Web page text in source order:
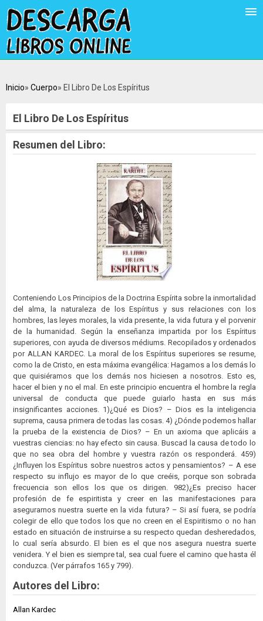
Inicio Cuerpo El Libro De Los Espíritus
El Libro De Los Espíritus
Resumen del Libro:
Conteniendo Los Principios de la Doctrina Espírita sobre la inmortalidad
del alma, la naturaleza de los Espíritus y sus relaciones con los
hombres, las leyes morales, la vida presente, la vida futura y el porvenir
de la humanidad. Según la enseñanza impartida por los Espíritus
superiores, con ayuda de diversos médiums. Recopilados y ordenados
por ALLAN KARDEC. La moral de los Espíritus superiores se resume,
como la de Cristo, en esta máxima evangélica: Hagamos a los demás lo
que quisiéramos que los demás nos hiciesen a nosotros. Esto es,
hacer el bien y no el mal. En este principio encuentra el hombre la regla
universal de conducta que puede guiarlo hasta en sus más
insignificantes acciones. 1)¿Qué es Dios? – Dios es la inteligencia
suprema, causa primera de todas las cosas. 4) ¿Dónde podemos hallar
la prueba de la existencia de Dios? – En un axioma que aplicáis a
vuestras ciencias: no hay efecto sin causa. Buscad la causa de todo lo
que no sea obra del hombre y vuestra razón os responderá. 459)
¿Influyen los Espíritus sobre nuestros actos y pensamientos? – A ese
respecto su influjo es mayor de lo que creéis, porque son sobrada
frecuencia son ellos los que os dirigen. 982)¿Es preciso hacer
profesión de fe espiritista y creer en las manifestaciones para
asegurarnos nuestra suerte en la vida futura? – Si así fuera, se podría
colegir de ello que todos los que no creen en el Espiritismo o no han
estado en situación de instruirse a su respecto quedan desheredados,
lo cual sería absurdo. El bien es el que nos asegura nuestra suerte
venidera. Y el bien es siempre tal, sea cual fuere el camino que hasta él
conduzca. (Ver párrafos 165 y 799).
Autores del Libro:
Allan Kardec